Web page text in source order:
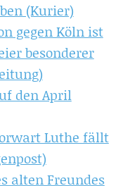
(Kurier)
gegen Köln ist
besonderer
den April
Luthe fällt
alten Freundes